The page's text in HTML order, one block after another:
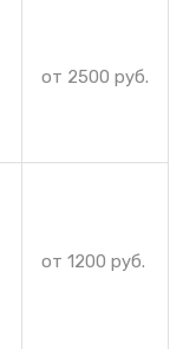
от 2500 руб.
от 1200 руб.